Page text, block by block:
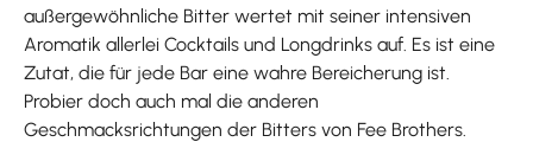
außergewöhnliche Bitter wertet mit seiner intensiven
Aromatik allerlei Cocktails und Longdrinks auf. Es ist eine
Zutat, die für jede Bar eine wahre Bereicherung ist.
Probier doch auch mal die anderen
Geschmacksrichtungen der Bitters von Fee Brothers.